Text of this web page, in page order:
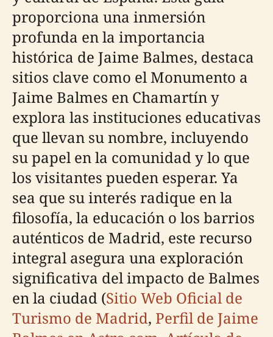
proporciona una inmersión
profunda en la importancia
histórica de Jaime Balmes, destaca
sitios clave como el Monumento a
Jaime Balmes en Chamartín y
explora las instituciones educativas
que llevan su nombre, incluyendo
su papel en la comunidad y lo que
los visitantes pueden esperar. Ya
sea que su interés radique en la
filosofía, la educación o los barrios
auténticos de Madrid, este recurso
integral asegura una exploración
significativa del impacto de Balmes
en la ciudad (Sitio Web Oficial de
Turismo de Madrid, Perfil de Jaime